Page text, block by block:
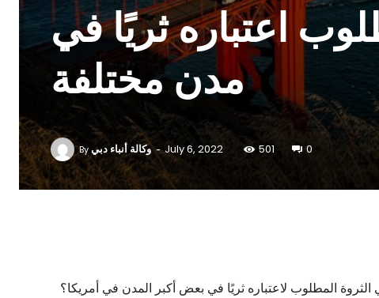
اعتباره ثريًا في
مدن مختلفة
Byوكالة أنباء دبي - July 6, 2022 501 0
المطلوب لاعتباره ثريًا في بعض أكبر المدن في أمريكا؟